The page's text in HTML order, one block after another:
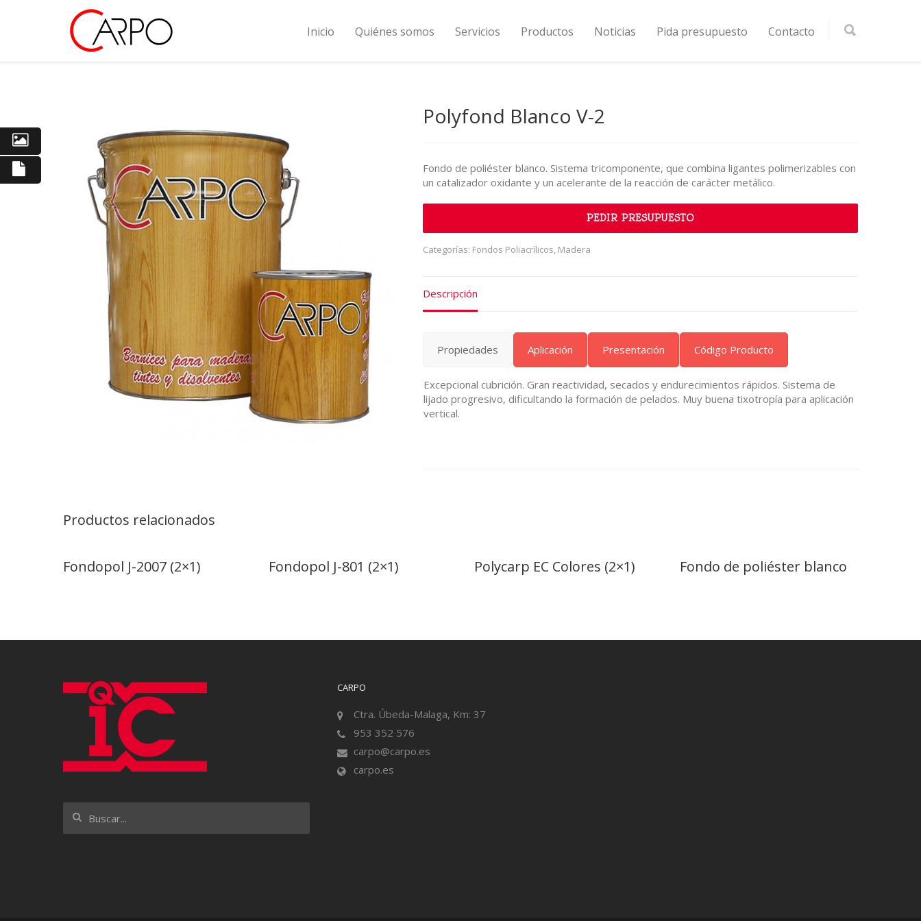
Inicio Quiénes somos Servicios Productos Noticias Pida presupuesto Contacto
Polyfond Blanco V-2
Fondo de poliéster blanco. Sistema tricomponente, que combina ligantes polimerizables con
un catalizador oxidante y un acelerante de la reacción de carácter metálico.
PEDIR PRESUPUESTO
Categorías: Fondos Poliacrílicos, Madera
Descripción
Propiedades Aplicación Presentación Código Producto
Excepcional cubrición. Gran reactividad, secados y endurecimientos rápidos. Sistema de
lijado progresivo, dificultando la formación de pelados. Muy buena tixotropía para aplicación
vertical.
Productos relacionados
Fondopol J-2007 (2×1) Fondopol J-801 (2×1) Polycarp EC Colores (2×1) Fondo de poliéster blanco
CARPO
Ctra. Úbeda-Malaga, Km: 37
953 352 576
carpo@carpo.es
carpo.es